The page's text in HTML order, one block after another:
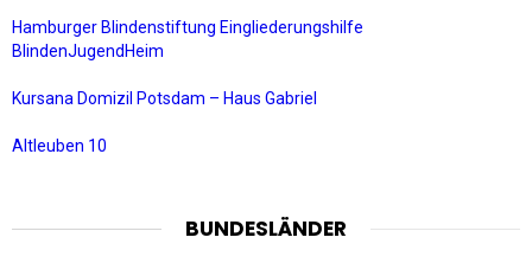
Hamburger Blindenstiftung Eingliederungshilfe
BlindenJugendHeim
Kursana Domizil Potsdam – Haus Gabriel
Altleuben 10
BUNDESLÄNDER